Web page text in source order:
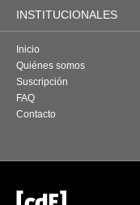
INSTITUCIONALES
Inicio
Quiénes somos
Suscripción
FAQ
Contacto